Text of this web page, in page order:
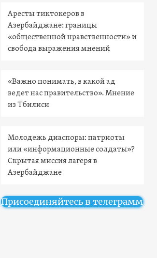
Аресты тиктокеров в
Азербайджане: границы
«общественной нравственности» и
свобода выражения мнений
«Важно понимать, в какой ад
ведет нас правительство». Мнение
из Тбилиси
Молодежь диаспоры: патриоты
или «информационные солдаты»?
Скрытая миссия лагеря в
Азербайджане
Присоединяйтесь в телеграмм